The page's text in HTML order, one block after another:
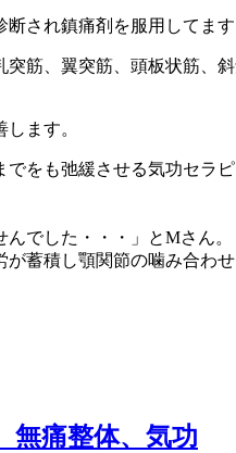
され鎮痛剤を服用してます
筋、翼突筋、頭板状筋、
ます。
をも弛緩させる気功セラ
でした・・・」とMさん。
蓄積し顎関節の噛み合わ
無痛整体、気功